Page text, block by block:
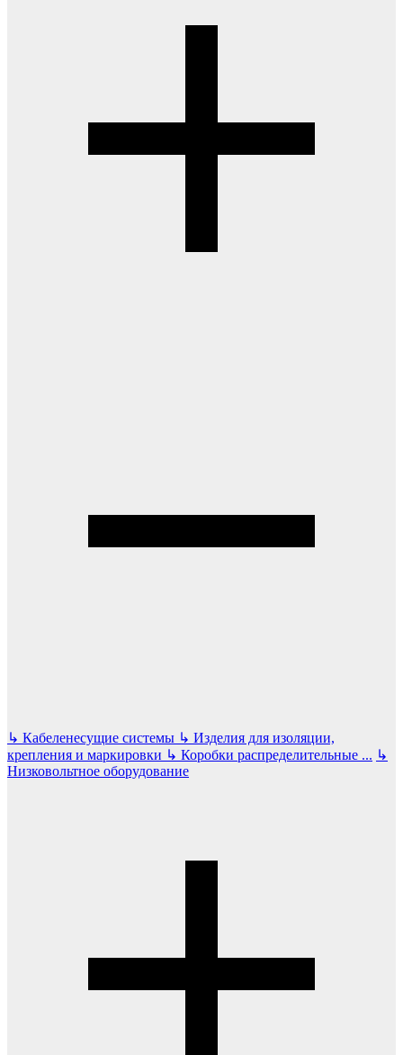
↳ Кабеленесущие системы ↳ Изделия для изоляции,
крепления и маркировки ↳ Коробки распределительные ... ↳
Низковольтное оборудование